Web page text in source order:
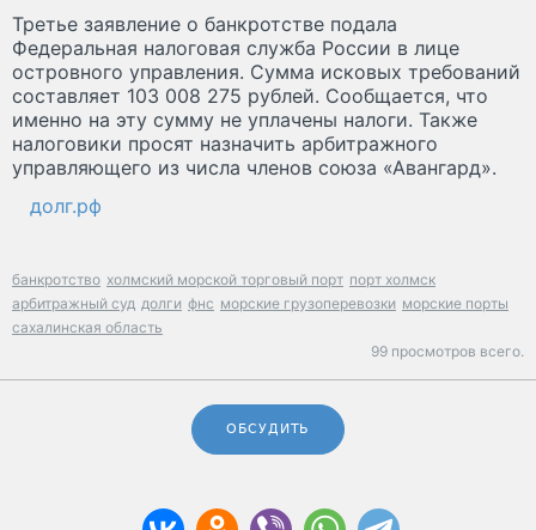
Третье заявление о банкротстве подала
Федеральная налоговая служба России в лице
островного управления. Сумма исковых требований
составляет 103 008 275 рублей. Сообщается, что
именно на эту сумму не уплачены налоги. Также
налоговики просят назначить арбитражного
управляющего из числа членов союза «Авангард».
долг.рф
банкротство холмский морской торговый порт порт холмск
арбитражный суд долги фнс морские грузоперевозки морские порты
сахалинская область
99 просмотров всего.
ОБСУДИТЬ